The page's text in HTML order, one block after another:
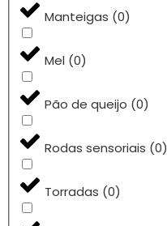
Manteigas (0)
Mel (0)
Pão de queijo (0)
Rodas sensoriais (0)
Torradas (0)